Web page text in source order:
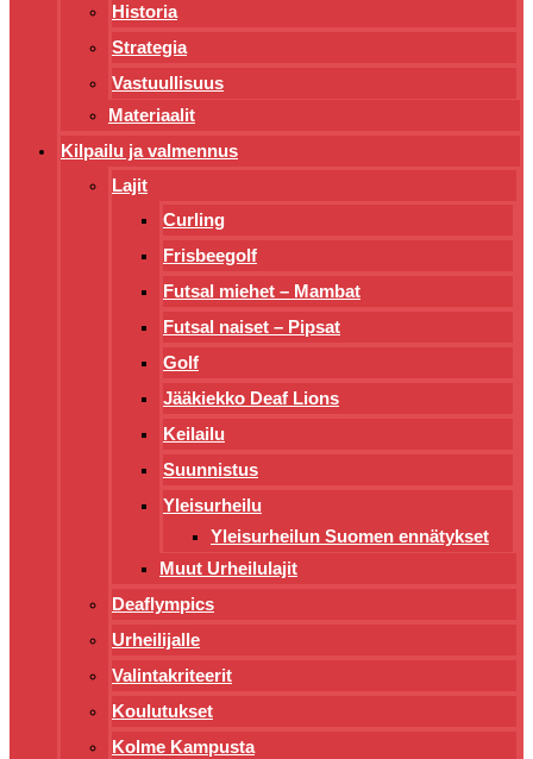
Historia
Strategia
Vastuullisuus
Materiaalit
Kilpailu ja valmennus
Lajit
Curling
Frisbeegolf
Futsal miehet – Mambat
Futsal naiset – Pipsat
Golf
Jääkiekko Deaf Lions
Keilailu
Suunnistus
Yleisurheilu
Yleisurheilun Suomen ennätykset
Muut Urheilulajit
Deaflympics
Urheilijalle
Valintakriteerit
Koulutukset
Kolme Kampusta